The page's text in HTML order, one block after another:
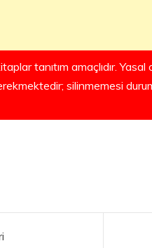
tanıtım amaçlıdır.
silinmemesi